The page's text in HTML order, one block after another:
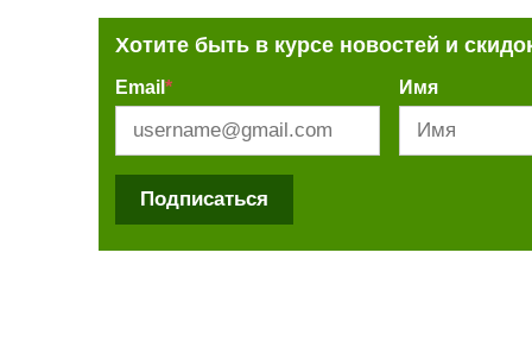
Хотите быть в курсе новостей и
Email * Имя
Подписаться